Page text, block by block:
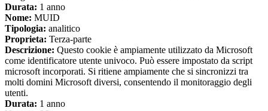
Durata: 1 anno
Nome: MUID
Tipologia: analitico
Proprieta: Terza-parte
Descrizione: Questo cookie è ampiamente utilizzato da Microsoft
come identificatore utente univoco. Può essere impostato da script
microsoft incorporati. Si ritiene ampiamente che si sincronizzi tra
molti domini Microsoft diversi, consentendo il monitoraggio degli
utenti.
Durata: 1 anno